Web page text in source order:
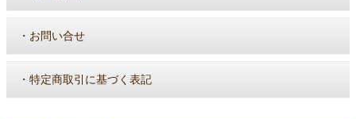
・ お問い合せ
・ 特定商取引に基づく表記